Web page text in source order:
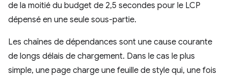
de la moitié du budget de 2,5 secondes pour le LCP
dépensé en une seule sous-partie.
Les chaînes de dépendances sont une cause courante
de longs délais de chargement. Dans le cas le plus
simple, une page charge une feuille de style qui, une fois